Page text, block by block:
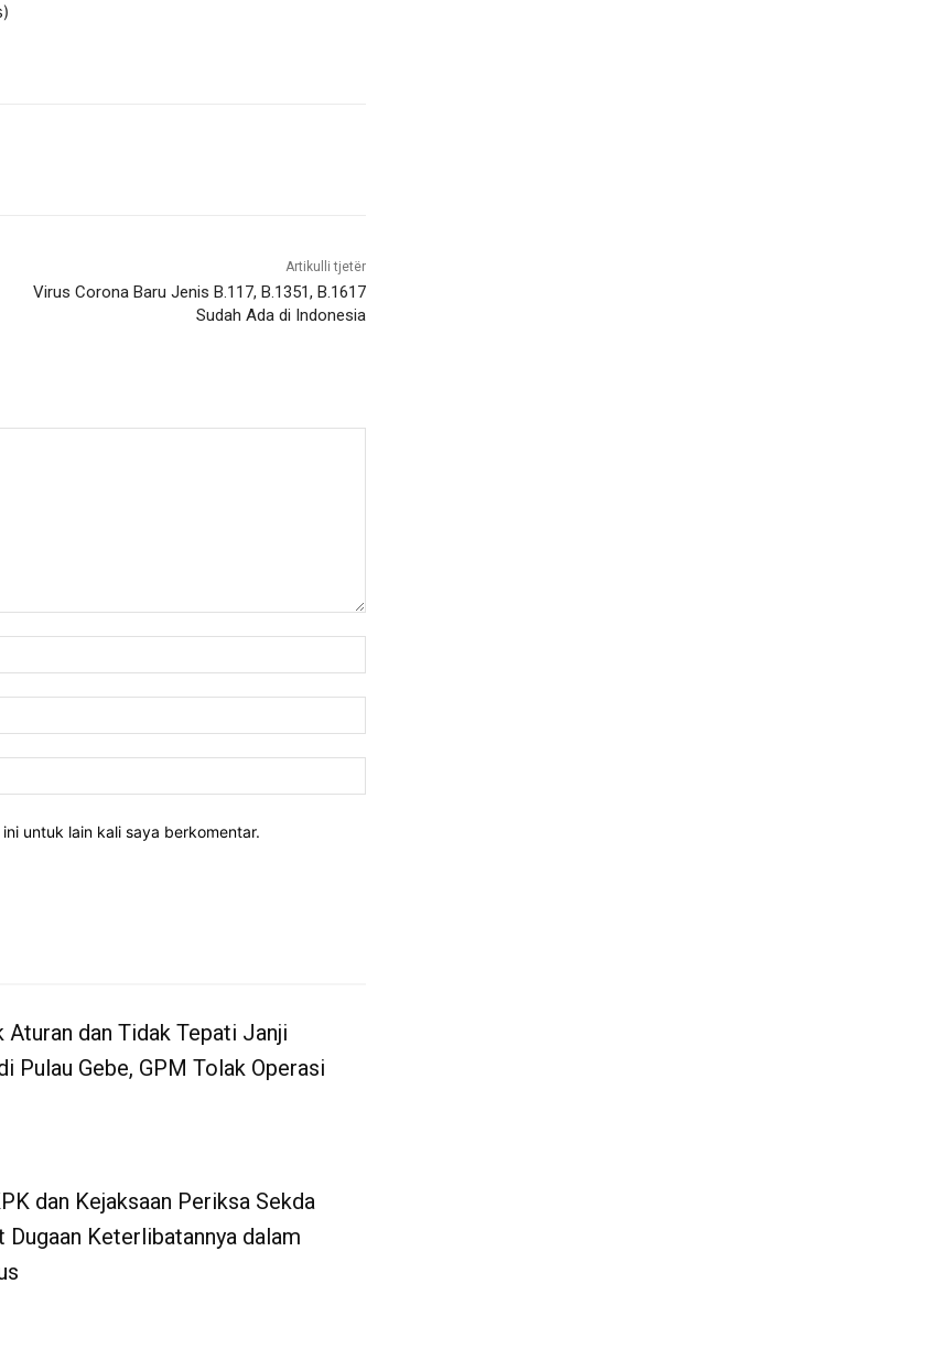
Artikulli tjetër
Virus Corona Baru Jenis B.117, B.1351, B.1617
Sudah Ada di Indonesia
untuk lain kali saya berkomentar.
Aturan dan Tidak Tepati Janji
Pulau Gebe, GPM Tolak Operasi
dan Kejaksaan Periksa Sekda
Dugaan Keterlibatannya dalam